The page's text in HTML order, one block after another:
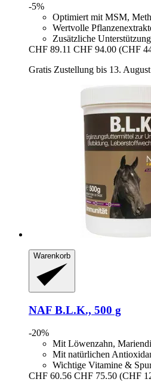
-5%
Optimiert mit MSM,
Wertvolle
Zusätzliche
CHF 89.11 CHF 94.00 (CHF
Gratis Zustellung bis 13. August
Warenkorb
NAF B.L.K., 500 g
-20%
Mit Löwenzahn,
Mit natürlichen
Wichtige Vitamine &
CHF 60.56 CHF 75.50 (CHF